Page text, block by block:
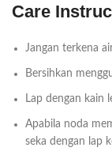
Care
Jangan terkena
Bersihkan
Lap dengan kain
Apabila noda
seka dengan lap